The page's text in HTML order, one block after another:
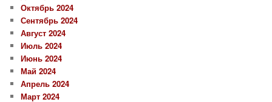
Октябрь 2024
Сентябрь 2024
Август 2024
Июль 2024
Июнь 2024
Май 2024
Апрель 2024
Март 2024